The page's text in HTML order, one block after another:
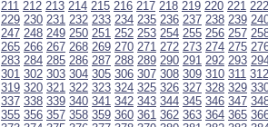
211 212 213 214 215 216 217 218 219 220 221 222
229 230 231 232 233 234 235 236 237 238 239
247 248 249 250 251 252 253 254 255 256 257
265 266 267 268 269 270 271 272 273 274 275
283 284 285 286 287 288 289 290 291 292 293
301 302 303 304 305 306 307 308 309 310 311 312
319 320 321 322 323 324 325 326 327 328 329
337 338 339 340 341 342 343 344 345 346 347
355 356 357 358 359 360 361 362 363 364 365